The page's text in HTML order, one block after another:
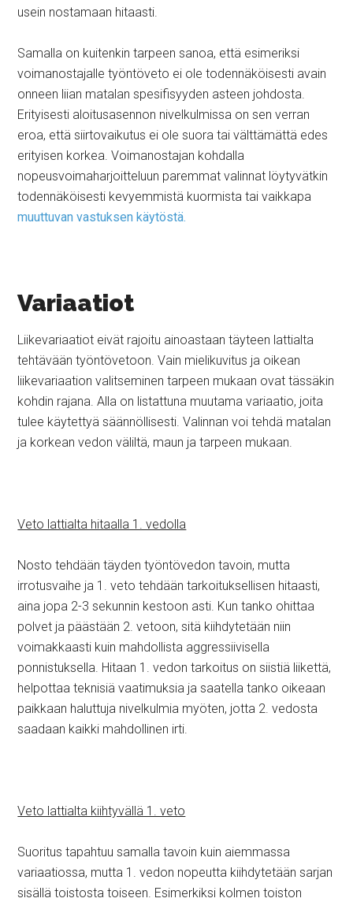
usein nostamaan hitaasti.
Samalla on kuitenkin tarpeen sanoa, että esimeriksi
voimanostajalle työntöveto ei ole todennäköisesti avain
onneen liian matalan spesifisyyden asteen johdosta.
Erityisesti aloitusasennon nivelkulmissa on sen verran
eroa, että siirtovaikutus ei ole suora tai välttämättä edes
erityisen korkea. Voimanostajan kohdalla
nopeusvoimaharjoitteluun paremmat valinnat löytyvätkin
todennäköisesti kevyemmistä kuormista tai vaikkapa
muuttuvan vastuksen käytöstä.
Variaatiot
Liikevariaatiot eivät rajoitu ainoastaan täyteen lattialta
tehtävään työntövetoon. Vain mielikuvitus ja oikean
liikevariaation valitseminen tarpeen mukaan ovat tässäkin
kohdin rajana. Alla on listattuna muutama variaatio, joita
tulee käytettyä säännöllisesti. Valinnan voi tehdä matalan
ja korkean vedon väliltä, maun ja tarpeen mukaan.
Veto lattialta hitaalla 1. vedolla
Nosto tehdään täyden työntövedon tavoin, mutta
irrotusvaihe ja 1. veto tehdään tarkoituksellisen hitaasti,
aina jopa 2-3 sekunnin kestoon asti. Kun tanko ohittaa
polvet ja päästään 2. vetoon, sitä kiihdytetään niin
voimakkaasti kuin mahdollista aggressiivisella
ponnistuksella. Hitaan 1. vedon tarkoitus on siistiä liikettä,
helpottaa teknisiä vaatimuksia ja saatella tanko oikeaan
paikkaan haluttuja nivelkulmia myöten, jotta 2. vedosta
saadaan kaikki mahdollinen irti.
Veto lattialta kiihtyvällä 1. veto
Suoritus tapahtuu samalla tavoin kuin aiemmassa
variaatiossa, mutta 1. vedon nopeutta kiihdytetään sarjan
sisällä toistosta toiseen. Esimerkiksi kolmen toiston